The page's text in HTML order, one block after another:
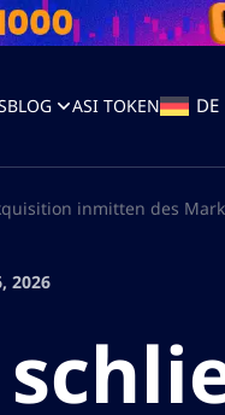
BLOG ASI TOKEN DE
inmitten des
2026